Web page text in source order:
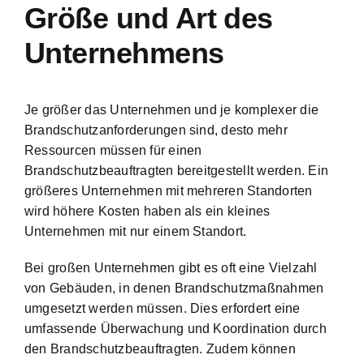
Größe und Art des
Unternehmens
Je größer das Unternehmen und je komplexer die
Brandschutzanforderungen sind, desto mehr
Ressourcen müssen für einen
Brandschutzbeauftragten bereitgestellt werden. Ein
größeres Unternehmen mit mehreren Standorten
wird höhere Kosten haben als ein kleines
Unternehmen mit nur einem Standort.
Bei großen Unternehmen gibt es oft eine Vielzahl
von Gebäuden, in denen Brandschutzmaßnahmen
umgesetzt werden müssen. Dies erfordert eine
umfassende Überwachung und Koordination durch
den Brandschutzbeauftragten. Zudem können